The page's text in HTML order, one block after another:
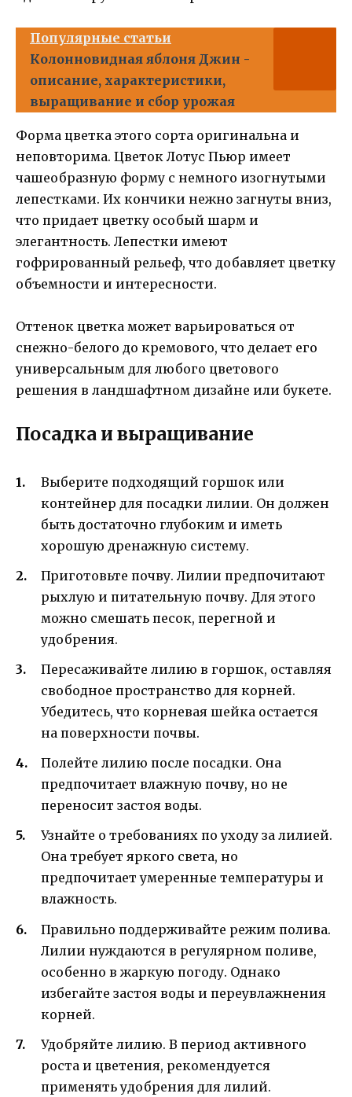
Популярные статьи
Колонновидная яблоня Джин -
описание, характеристики,
выращивание и сбор урожая
Форма цветка этого сорта оригинальна и
неповторима. Цветок Лотус Пьюр имеет
чашеобразную форму с немного изогнутыми
лепестками. Их кончики нежно загнуты вниз,
что придает цветку особый шарм и
элегантность. Лепестки имеют
гофрированный рельеф, что добавляет цветку
объемности и интересности.
Оттенок цветка может варьироваться от
снежно-белого до кремового, что делает его
универсальным для любого цветового
решения в ландшафтном дизайне или букете.
Посадка и выращивание
Выберите подходящий горшок или
контейнер для посадки лилии. Он должен
быть достаточно глубоким и иметь
хорошую дренажную систему.
Приготовьте почву. Лилии предпочитают
рыхлую и питательную почву. Для этого
можно смешать песок, перегной и
удобрения.
Пересаживайте лилию в горшок, оставляя
свободное пространство для корней.
Убедитесь, что корневая шейка остается
на поверхности почвы.
Полейте лилию после посадки. Она
предпочитает влажную почву, но не
переносит застоя воды.
Узнайте о требованиях по уходу за лилией.
Она требует яркого света, но
предпочитает умеренные температуры и
влажность.
Правильно поддерживайте режим полива.
Лилии нуждаются в регулярном поливе,
особенно в жаркую погоду. Однако
избегайте застоя воды и переувлажнения
корней.
Удобряйте лилию. В период активного
роста и цветения, рекомендуется
применять удобрения для лилий.